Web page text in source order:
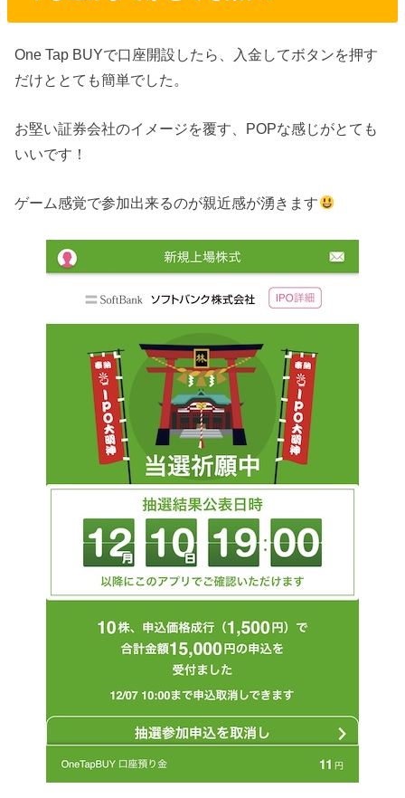
One Tap BUYで口座開設したら、入金してボタンを押す
だけととても簡単でした。
お堅い証券会社のイメージを覆す、POPな感じがとても
いいです！
ゲーム感覚で参加出来るのが親近感が湧きます